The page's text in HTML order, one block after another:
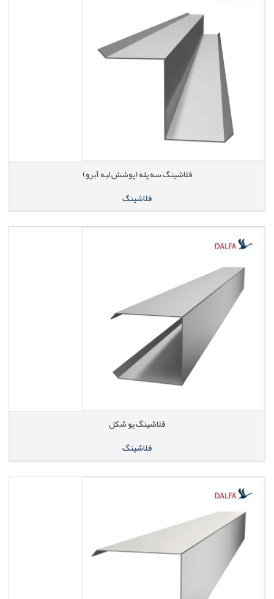
فلاشینگ سه پله (پوشش لبه آبرو)
فلاشینگ
فلاشینگ یو شکل
فلاشینگ